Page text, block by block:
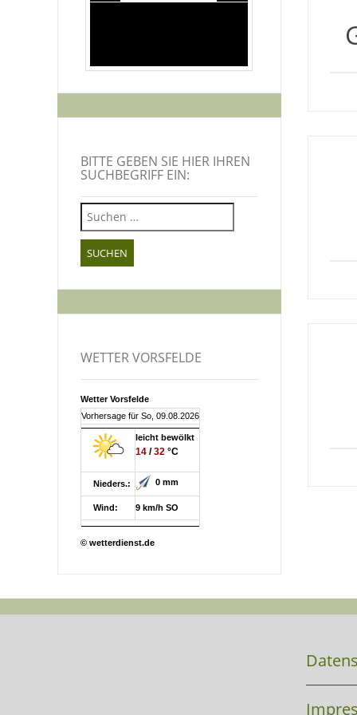
BITTE GEBEN SIE HIER IHREN
SUCHBEGRIFF EIN:
Suchen
nach:
WETTER VORSFELDE
Wetter Vorsfelde
Vorhersage für So, 09.08.2026
leicht bewölkt
14 /32 °C
Nieders.: 0 mm
Wind: 9 km/h SO
© wetterdienst.de